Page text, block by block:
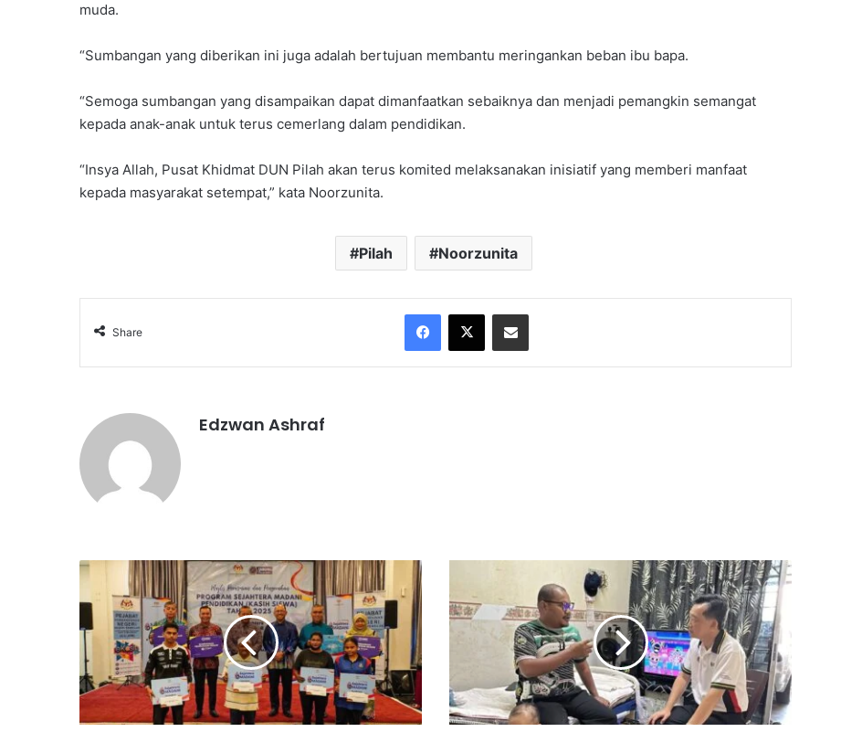
muda.
“Sumbangan yang diberikan ini juga adalah bertujuan membantu meringankan beban ibu bapa.
“Semoga sumbangan yang disampaikan dapat dimanfaatkan sebaiknya dan menjadi pemangkin semangat
kepada anak-anak untuk terus cemerlang dalam pendidikan.
“Insya Allah, Pusat Khidmat DUN Pilah akan terus komited melaksanakan inisiatif yang memberi manfaat
kepada masyarakat setempat,” kata Noorzunita.
Pilah Noorzunita
Share
Edzwan Ashraf
1
4
3
1
s
R
a
z
r
a
h